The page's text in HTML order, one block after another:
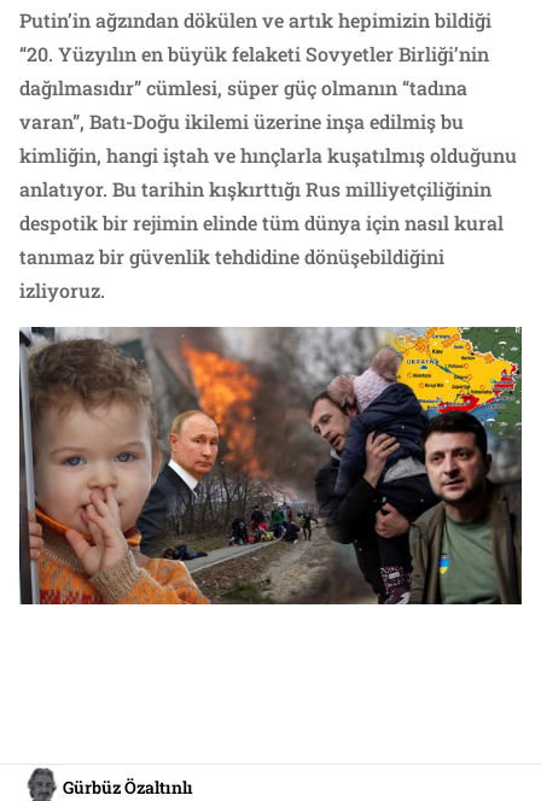
Putin’in ağzından dökülen ve artık hepimizin bildiği
“20. Yüzyılın en büyük felaketi Sovyetler Birliği’nin
dağılmasıdır” cümlesi, süper güç olmanın “tadına
varan”, Batı-Doğu ikilemi üzerine inşa edilmiş bu
kimliğin, hangi iştah ve hınçlarla kuşatılmış olduğunu
anlatıyor. Bu tarihin kışkırttığı Rus milliyetçiliğinin
despotik bir rejimin elinde tüm dünya için nasıl kural
tanımaz bir güvenlik tehdidine dönüşebildiğini
izliyoruz.
Gürbüz Özaltınlı